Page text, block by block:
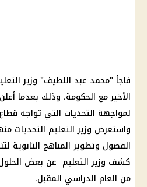
فاجأ "محمد عبد اللطيف" وزير
الأخير مع الحكومة، وذلك بعدما
لمواجهة التحديات التي تواجه قطاع
واستعرض وزير التعليم التحديات
الفصول وتطوير المناهج الثانوية
كشف وزير التعليم عن بعض
من العام الدراسي المقبل.